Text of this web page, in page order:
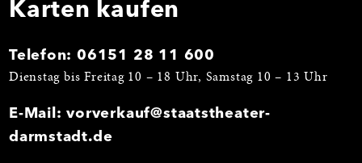
Karten kaufen
Telefon:06151 28 11 600
Dienstag bis Freitag 10 – 18 Uhr, Samstag 10 – 13 Uhr
E-Mail:vorverkauf@staatstheater-
darmstadt.de